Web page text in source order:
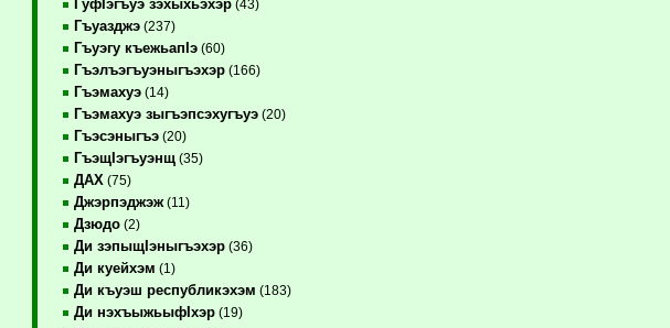
ГуфIэгъуэ зэхыхьэхэр(43)
Гъуазджэ(237)
Гъуэгу къежьапIэ(60)
Гъэлъэгъуэныгъэхэр(166)
Гъэмахуэ(14)
Гъэмахуэ зыгъэпсэхугъуэ(20)
Гъэсэныгъэ(20)
ГъэщIэгъуэнщ(35)
ДАХ (75)
Джэрпэджэж(11)
Дзюдо(2)
Ди зэпыщIэныгъэхэр(36)
Ди куейхэм (1)
Ди къуэш республикэхэм (183)
Ди нэхъыжьыфIхэр(19)